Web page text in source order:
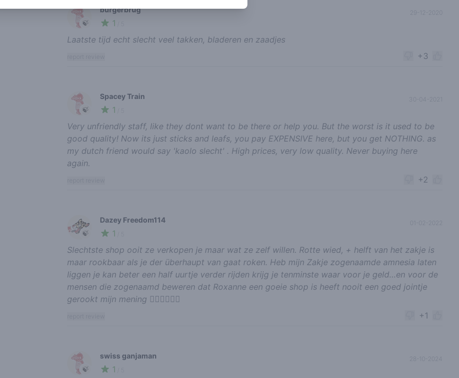
🍃
burgerbrug
1
Laatste tijd echt slecht veel takken, bladeren en zaadjes
+3
🍃
Spacey Train
1
30-04-2021
Very unfriendly staff, like they dont want to be there or help you. But the worst is it used to be
good quality! Now its just sticks and leafs, you pay EXPENSIVE here, but you get NOTHING. as
my dutch friend would say 'kaolo slecht' . High prices, very low quality. Never buying here
again.
+2
🍃
Dazey Freedom114
1
Slechtste shop ooit ze verkopen je maar wat ze zelf willen. Rotte wied, + helft van het zakje is
maar rookbaar als je der überhaupt van gaat roken. Heb mijn Zakje zogenaamde amnesia laten
liggen je kan beter een half uurtje verder rijden krijg je tenminste waar voor je geld…en voor de
mensen die zogenaamd beweren dat Roxanne een goeie shop is heeft nooit een goed jointje
gerookt mijn mening 👍🏾👍🏾👍🏾
+1
🍃
swiss ganjaman
1